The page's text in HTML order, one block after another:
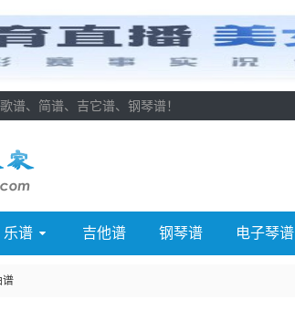
谱、简谱、吉它谱、钢琴谱！
乐谱 吉他谱 钢琴谱 电子琴谱
谱